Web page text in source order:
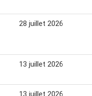
28 juillet 2026
13 juillet 2026
13 juillet 2026